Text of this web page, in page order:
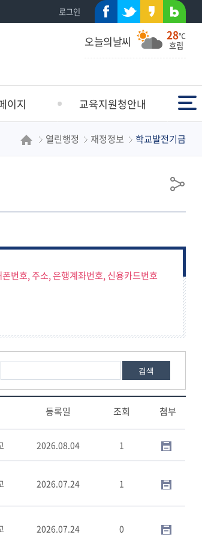
로그인
페이
스북
트위
터
카카
오스
토리
네이
버블
로그
오늘의날씨 28℃
흐림
이지 교육지원청안내
인사말
찾아오시는 길
전체메뉴
열린행정 재정정보 학교발전기금
공
번호, 주소, 은행계좌번호, 신용카드번호
검색
등록일 조회 첨부
2026.08.04 1
2026.07.24 1
2026.07.24 0